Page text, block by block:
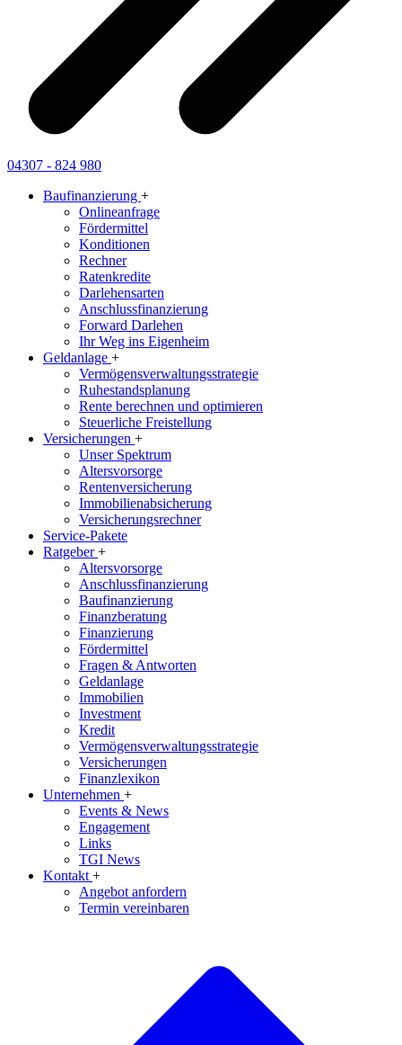
04307 - 824 980
Baufinanzierung +
Onlineanfrage
Fördermittel
Konditionen
Rechner
Ratenkredite
Darlehensarten
Anschlussfinanzierung
Forward Darlehen
Ihr Weg ins Eigenheim
Geldanlage +
Vermögensverwaltungsstrategie
Ruhestandsplanung
Rente berechnen und optimieren
Steuerliche Freistellung
Versicherungen +
Unser Spektrum
Altersvorsorge
Rentenversicherung
Immobilienabsicherung
Versicherungsrechner
Service-Pakete
Ratgeber+
Altersvorsorge
Anschlussfinanzierung
Baufinanzierung
Finanzberatung
Finanzierung
Fördermittel
Fragen & Antworten
Geldanlage
Immobilien
Investment
Kredit
Vermögensverwaltungsstrategie
Versicherungen
Finanzlexikon
Unternehmen +
Events & News
Engagement
Links
TGI News
Kontakt +
Angebot anfordern
Termin vereinbaren